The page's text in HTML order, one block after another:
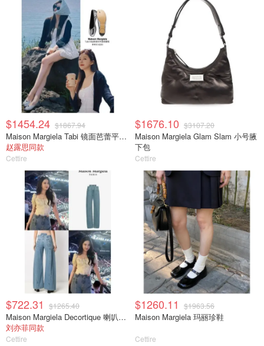
$1454.24 $1867.94
Maison Margiela Tabi 镜面芭蕾平底鞋
赵露思同款
Cettire
$1676.10 $3107.20
Maison Margiela Glam Slam 小号腋
下包
Cettire
$722.31 $1265.40
Maison Margiela Decortique 喇叭牛仔裤
刘亦菲同款
Cettire
$1260.11 $1963.56
Maison Margiela 玛丽珍鞋
Cettire